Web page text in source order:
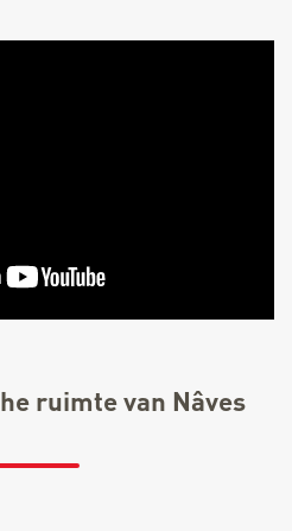
ruimte van Nâves